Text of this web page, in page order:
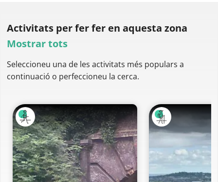
Activitats per ferfer en aquesta zona
Mostrar tots
Seleccioneu una de les activitats més populars a
continuació o perfeccioneu la cerca.